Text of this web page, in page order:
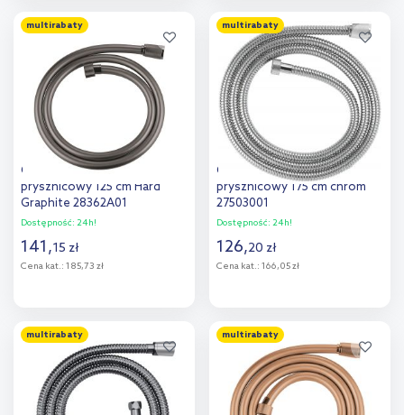
Dodaj do
porównania
Dodaj do
porównania
multirabaty
Grohe Silverflex wąż
prysznicowy 125 cm Hard
Graphite 28362A01
Dostępność: 24h!
141,15 zł
Cena kat.: 185,73 zł
Dodaj do
porównania
multirabaty
Grohe Vitalio Flex wąż
prysznicowy 175 cm chrom
27503001
Dostępność: 24h!
126,20 zł
Cena kat.: 166,05 zł
Dodaj do
porównania
multirabaty multirabaty